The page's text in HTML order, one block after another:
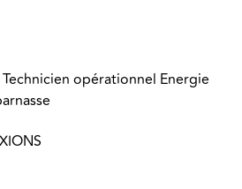
opérationnel Energie